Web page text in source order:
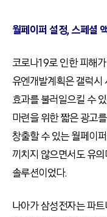
월페이퍼 설정, 스페셜
코로나19로 인한 피해
유엔개발계획은 갤럭시
효과를 불러일으킬 수
마련을 위한 짧은 광고
창출할 수 있는 월페이
끼치지 않으면서도 유
솔루션이었다.
나아가 삼성전자는 파